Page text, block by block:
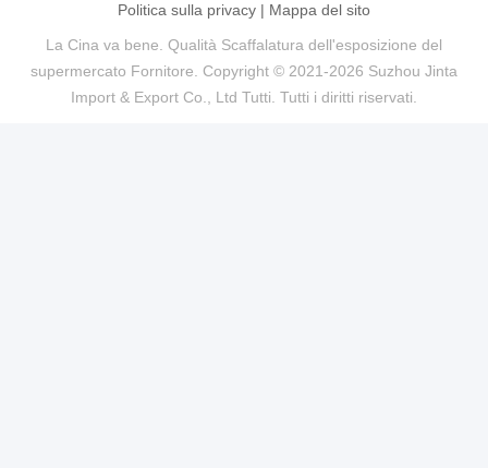
Politica sulla privacy | Mappa del sito
La Cina va bene. Qualità Scaffalatura dell'esposizione del
supermercato Fornitore. Copyright © 2021-2026 Suzhou Jinta
Import & Export Co., Ltd Tutti. Tutti i diritti riservati.